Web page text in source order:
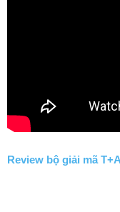
Review bộ giải mã